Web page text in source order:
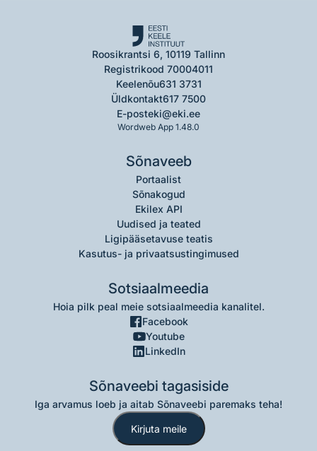
Roosikrantsi 6, 10119 Tallinn
Registrikood 70004011
Keelenõu631 3731
Üldkontakt617 7500
E-posteki@eki.ee
Wordweb App 1.48.0
Sõnaveeb
Portaalist
Sõnakogud
Ekilex API
Uudised ja teated
Ligipääsetavuse teatis
Kasutus- ja privaatsustingimused
Sotsiaalmeedia
Hoia pilk peal meie sotsiaalmeedia kanalitel.
Facebook
Youtube
LinkedIn
Sõnaveebi tagasiside
Iga arvamus loeb ja aitab Sõnaveebi paremaks teha!
Kirjuta meile